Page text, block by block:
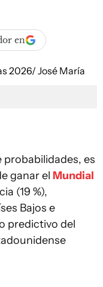
en
es
ganar el Mundial
(19 %),
Bajos e
predictivo del